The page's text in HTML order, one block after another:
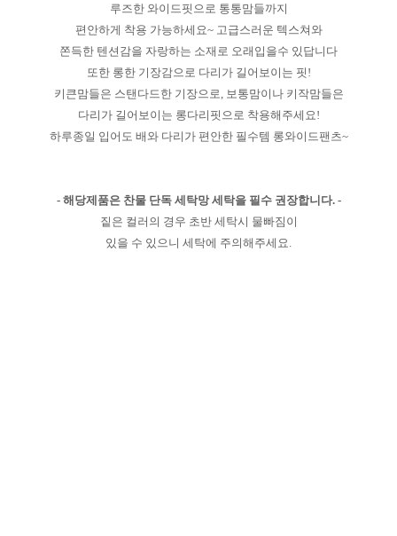
루즈한 와이드핏으로 통통맘들까지
편안하게 착용 가능하세요~ 고급스러운 텍스쳐와
쫀득한 텐션감을 자랑하는 소재로 오래입을수 있답니다
또한 롱한 기장감으로 다리가 길어보이는 핏!
키큰맘들은 스탠다드한 기장으로, 보통맘이나 키작맘들은
다리가 길어보이는 롱다리핏으로 착용해주세요!
하루종일 입어도 배와 다리가 편안한 필수템 롱와이드팬츠~
- 해당제품은 찬물 단독 세탁망 세탁을 필수 권장합니다. -
짙은 컬러의 경우 초반 세탁시 물빠짐이
있을 수 있으니 세탁에 주의해주세요.